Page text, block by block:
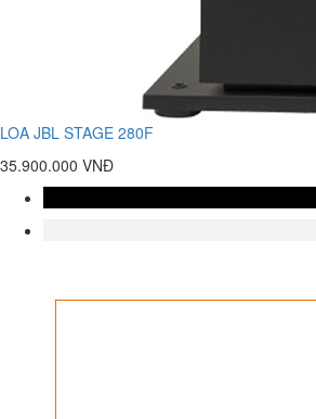
LOA JBL STAGE 280F
35.900.000 VNĐ